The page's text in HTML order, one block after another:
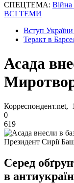
СПЕЦТЕМА: Війна
ВСІ ТЕМИ
Вступ
Теракт в
Асада
Корреспондент.net,
0
619
Президент Сирії
Серед
в